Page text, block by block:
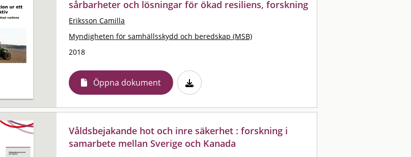
sårbarheter och lösningar för ökad resiliens, forskning
Eriksson Camilla
Myndigheten för samhällsskydd och beredskap (MSB)
2018
Öppna dokument
Våldsbejakande hot och inre säkerhet : forskning i
samarbete mellan Sverige och Kanada